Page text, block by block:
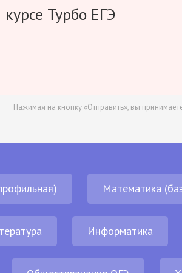
Турбо ЕГЭ
Нажимая на кнопку «Отправить», вы
Математика
Информатика